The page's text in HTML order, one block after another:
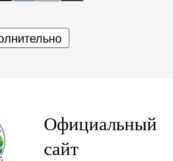
Официальный
сайт